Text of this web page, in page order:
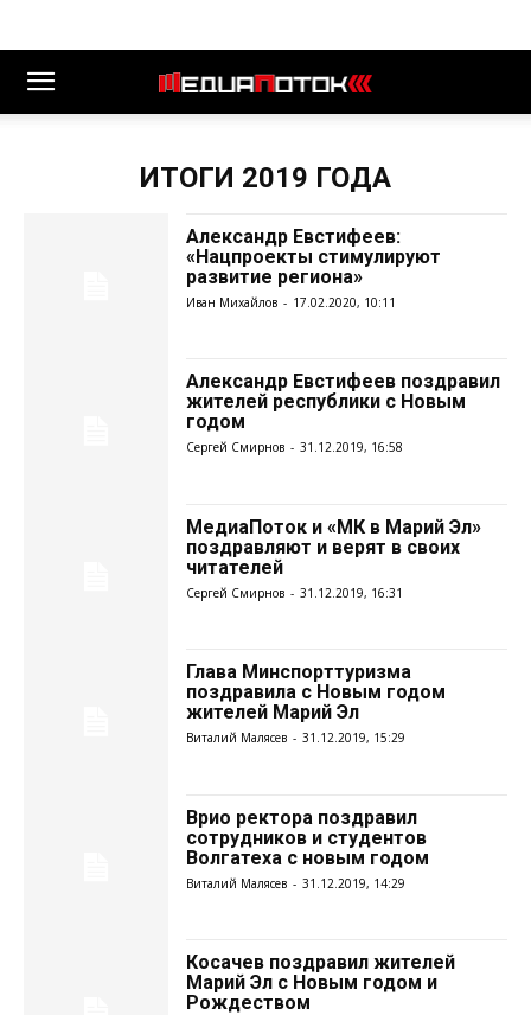
ИТОГИ 2019 ГОДА
Александр Евстифеев:
«Нацпроекты стимулируют
развитие региона»
Иван Михайлов - 17.02.2020, 10:11
Александр Евстифеев поздравил
жителей республики с Новым
годом
Сергей Смирнов - 31.12.2019, 16:58
МедиаПоток и «МК в Марий Эл»
поздравляют и верят в своих
читателей
Сергей Смирнов - 31.12.2019, 16:31
Глава Минспорттуризма
поздравила с Новым годом
жителей Марий Эл
Виталий Малясев - 31.12.2019, 15:29
Врио ректора поздравил
сотрудников и студентов
Волгатеха с новым годом
Виталий Малясев - 31.12.2019, 14:29
Косачев поздравил жителей
Марий Эл с Новым годом и
Рождеством